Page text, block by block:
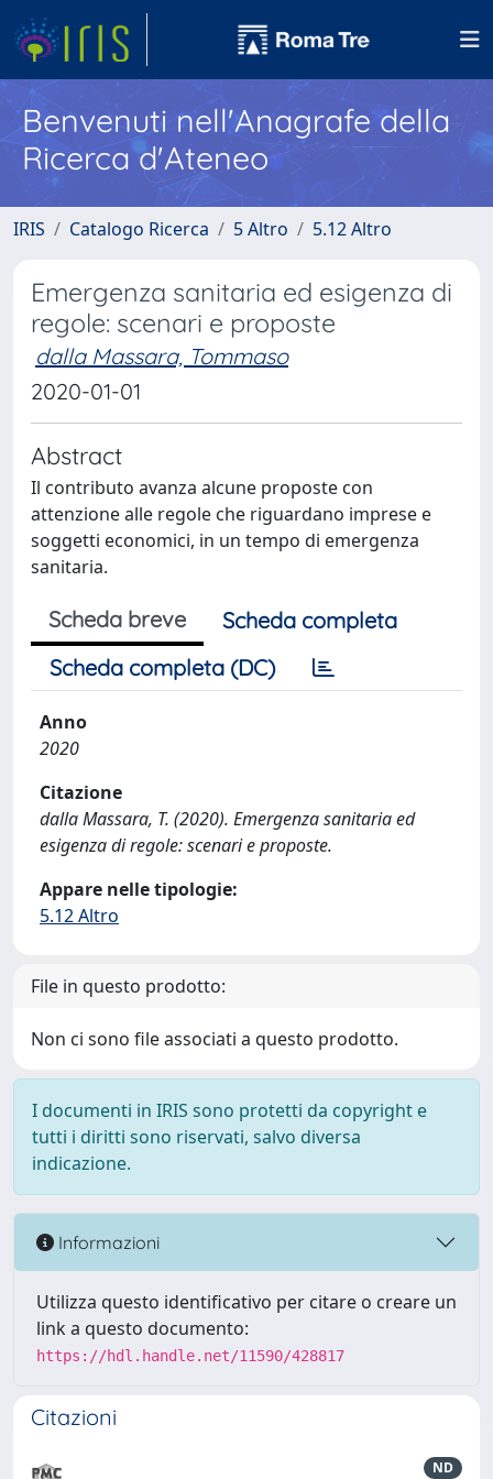
Benvenuti nell'Anagrafe della
Ricerca d'Ateneo
IRIS Catalogo Ricerca 5 Altro 5.12 Altro
Emergenza sanitaria ed esigenza di
regole: scenari e proposte
dalla Massara, Tommaso
2020-01-01
Abstract
Il contributo avanza alcune proposte con
attenzione alle regole che riguardano imprese e
soggetti economici, in un tempo di emergenza
sanitaria.
Scheda breve
Scheda completa
Scheda completa (DC)
Anno
2020
Citazione
dalla Massara, T. (2020). Emergenza sanitaria ed
esigenza di regole: scenari e proposte.
Appare nelle tipologie:
5.12 Altro
File in questo prodotto:
Non ci sono file associati a questo prodotto.
I documenti in IRIS sono protetti da copyright e
tutti i diritti sono riservati, salvo diversa
indicazione.
Informazioni
Utilizza questo identificativo per citare o creare un
link a questo documento:
https://hdl.handle.net/11590/428817
Citazioni
ND